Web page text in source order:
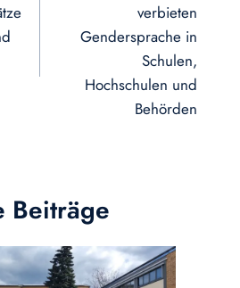
verbieten
Gendersprache in
Schulen,
Hochschulen und
Behörden
Beiträge